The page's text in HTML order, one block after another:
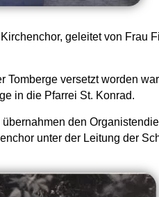
geleitet von Frau
versetzt worden
in die Pfarrei St. Konrad.
den
unter der Leitung der